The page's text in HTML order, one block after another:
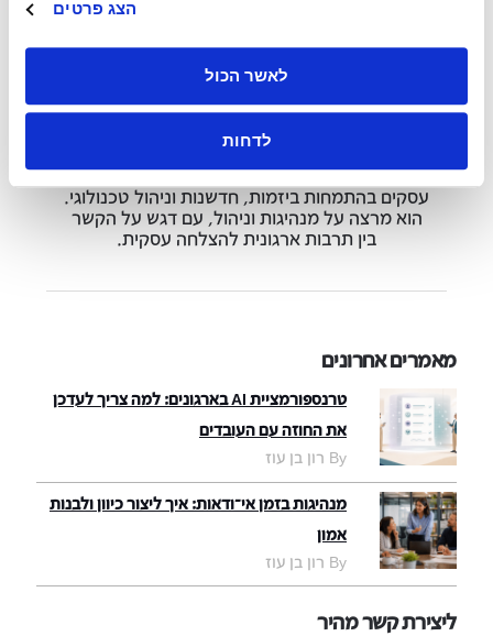
הצג פרטים
לאשר הכול
לדחות
בקידום תרבות ארגונית שתסייע לאנשים לממש את
ההון האנושי שלהם. מטרתו היא ליצור סביבת
עבודה שמיטיבה עם האנשים והעסקים כאחד.
הישראלית של חברת ®Great Place To Work.
ראשון בסוציולוגיה ואנתרופולוגיה ותואר שני במנהל
עסקים בהתמחות ביזמות, חדשנות וניהול טכנולוגי.
הוא מרצה על מנהיגות וניהול, עם דגש על הקשר
בין תרבות ארגונית להצלחה עסקית.
מאמרים אחרונים
טרנספורמציית AI בארגונים: למה צריך לעדכן
את החוזה עם העובדים
By רון בן עוז
מנהיגות בזמן אי־ודאות: איך ליצור כיוון ולבנות
אמון
By רון בן עוז
ליצירת קשר מהיר